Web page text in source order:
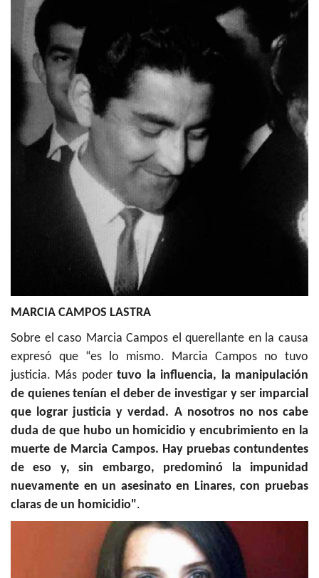
MARCIA CAMPOS LASTRA
Sobre el caso Marcia Campos el querellante en la causa
expresó que “es lo mismo. Marcia Campos no tuvo
justicia. Más podertuvo la influencia, la manipulación
de quienes tenían el deber de investigar y ser imparcial
que lograr justicia y verdad. A nosotros no nos cabe
duda de que hubo un homicidio y encubrimiento en la
muerte de Marcia Campos. Hay pruebas contundentes
de eso y, sin embargo, predominó la impunidad
nuevamente en un asesinato en Linares, con pruebas
claras de un homicidio".